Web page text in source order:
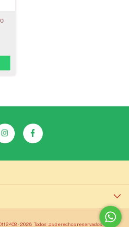
- 2026. Todos los derechos reservados.